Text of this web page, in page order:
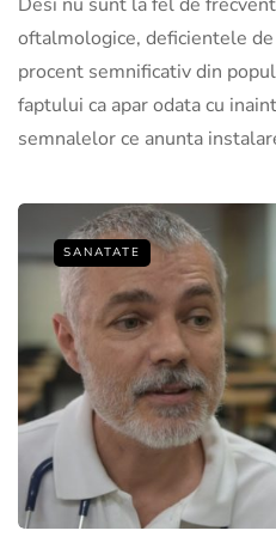
Desi nu sunt la fel de
oftalmologice, deficientele
procent semnificativ din
faptului ca apar odata cu
semnalelor ce anunta
SANATATE